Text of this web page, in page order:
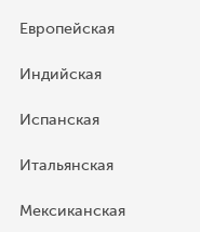
Европейская
Индийская
Испанская
Итальянская
Мексиканская